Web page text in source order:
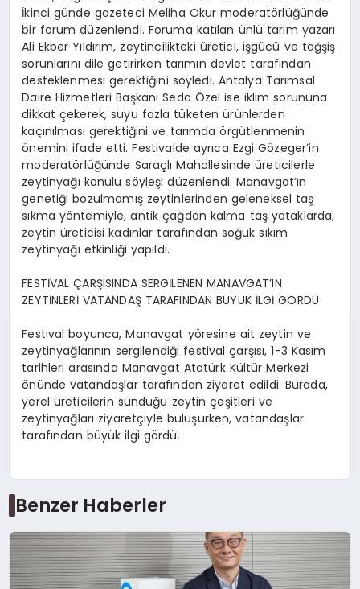
İkinci günde gazeteci Meliha Okur moderatörlüğünde
bir forum düzenlendi. Foruma katılan ünlü tarım yazarı
Ali Ekber Yıldırım, zeytincilikteki üretici, işgücü ve tağşiş
sorunlarını dile getirirken tarımın devlet tarafından
desteklenmesi gerektiğini söyledi. Antalya Tarımsal
Daire Hizmetleri Başkanı Seda Özel ise iklim sorununa
dikkat çekerek, suyu fazla tüketen ürünlerden
kaçınılması gerektiğini ve tarımda örgütlenmenin
önemini ifade etti. Festivalde ayrıca Ezgi Gözeger’in
moderatörlüğünde Saraçlı Mahallesinde üreticilerle
zeytinyağı konulu söyleşi düzenlendi. Manavgat’ın
genetiği bozulmamış zeytinlerinden geleneksel taş
sıkma yöntemiyle, antik çağdan kalma taş yataklarda,
zeytin üreticisi kadınlar tarafından soğuk sıkım
zeytinyağı etkinliği yapıldı.
FESTİVAL ÇARŞISINDA SERGİLENEN MANAVGAT’IN
ZEYTİNLERİ VATANDAŞ TARAFINDAN BÜYÜK İLGİ GÖRDÜ
Festival boyunca, Manavgat yöresine ait zeytin ve
zeytinyağlarının sergilendiği festival çarşısı, 1-3 Kasım
tarihleri arasında Manavgat Atatürk Kültür Merkezi
önünde vatandaşlar tarafından ziyaret edildi. Burada,
yerel üreticilerin sunduğu zeytin çeşitleri ve
zeytinyağları ziyaretçiyle buluşurken, vatandaşlar
tarafından büyük ilgi gördü.
Benzer Haberler